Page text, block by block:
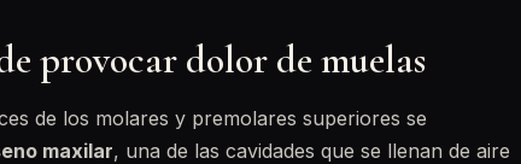
provocar dolor de muelas
de los molares y premolares superiores se
maxilar, una de las cavidades que se llenan de aire